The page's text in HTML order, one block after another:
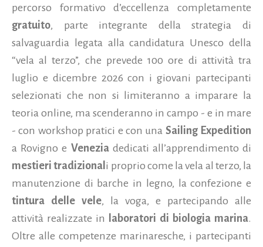
percorso formativo d’eccellenza completamente
gratuito, parte integrante della strategia di
salvaguardia legata alla candidatura Unesco della
“vela al terzo”, che prevede 100 ore di attività tra
luglio e dicembre 2026 con i giovani partecipanti
selezionati che non si limiteranno a imparare la
teoria online, ma scenderanno in campo - e in mare
- con workshop pratici e con una Sailing Expedition
a Rovigno e Veneziadedicati all’apprendimento di
mestieri tradizional i proprio come la vela al terzo, la
manutenzione di barche in legno, la confezione e
tintura delle vele, la voga, e partecipando alle
attività realizzate in laboratori di biologia marina.
Oltre alle competenze marinaresche, i partecipanti